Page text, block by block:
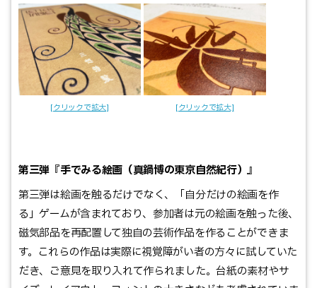
第三弾『手でみる絵画（真鍋博の東京自然紀行）』
第三弾は絵画を触るだけでなく、「自分だけの絵画を作
る」ゲームが含まれており、参加者は元の絵画を触った後、
磁気部品を再配置して独自の芸術作品を作ることができま
す。これらの作品は実際に視覚障がい者の方々に試していた
だき、ご意見を取り入れて作られました。台紙の素材やサ